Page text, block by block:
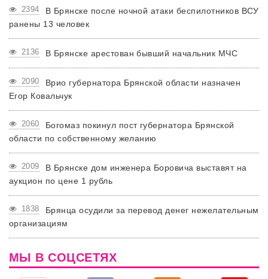
2394
В Брянске после ночной атаки беспилотников ВСУ
ранены 13 человек
2136 В Брянске арестован бывший начальник МЧС
2090
Врио губернатора Брянской области назначен
Егор Ковальчук
2060
Богомаз покинул пост губернатора Брянской
области по собственному желанию
2009
В Брянске дом инженера Боровича выставят на
аукцион по цене 1 рубль
1838
Брянца осудили за перевод денег нежелательным
организациям
МЫ В СОЦСЕТЯХ